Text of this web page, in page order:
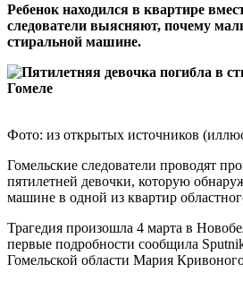
Ребенок находился в квартире
следователи выясняют, почему
стиральной машине.
Фото: из открытых источников
Гомельские следователи проводят
пятилетней девочки, которую
машине в одной из квартир
Трагедия произошла 4 марта в
первые подробности сообщила
Гомельской области Мария